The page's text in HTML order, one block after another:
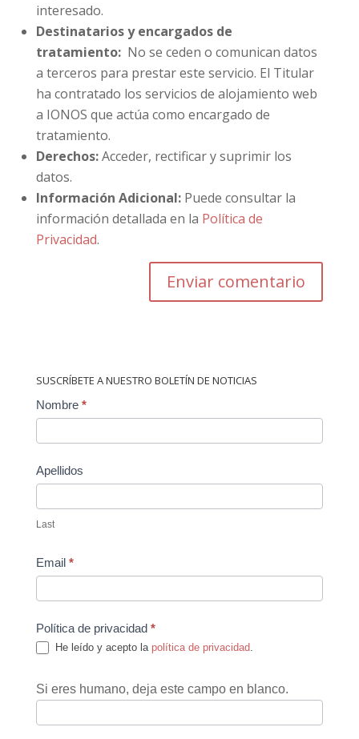
interesado.
Destinatarios y encargados de
tratamiento:No se ceden o comunican datos
a terceros para prestar este servicio. El Titular
ha contratado los servicios de alojamiento web
a IONOS que actúa como encargado de
tratamiento.
Derechos:Acceder, rectificar y suprimir los
datos.
Información Adicional:Puede consultar la
información detallada en la Política de
Privacidad.
SUSCRÍBETE A NUESTRO BOLETÍN DE NOTICIAS
Contact
Nombre *
Apellidos
Last
Email *
Política de privacidad *
He leído y acepto la política de privacidad
Si eres humano, deja este campo en blanco.